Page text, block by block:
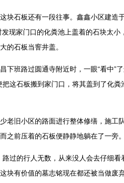
石板还有一段往事。鑫鑫小区建造
现家门口的化粪池上盖着的石块太
的石板当窨井盖。
班路过圆通寺附近时，一眼“看中”了
把这石板搬到家门口，将其盖到了化
旧小区的路面进行整体修缮，施工
之前压着的石板便静静地躺在了一旁。
的行人无数，从来没人会去仔细看
块有价值的墓志铭现在都还被当做废